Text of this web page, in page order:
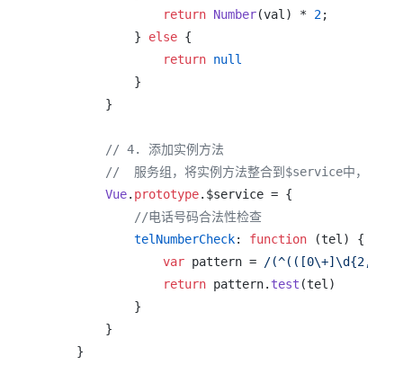
return Number(val) * 2;
            }
else {
return null
            }
        }
// 4. 添加实例方法
//  服务组，将实例方法整合到$service中，避免
Vue. prototype. $service = {
//电话号码合法性检查
telNumberCheck: function (tel ) {
var pattern =
/(^(([0\+]\d{2,3}-
return pattern. test (tel)
            }
        }
    }